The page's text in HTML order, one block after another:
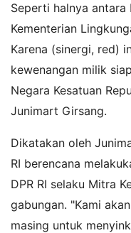
Seperti halnya antara
Kementerian
Karena (sinergi, red)
kewenangan milik
Negara Kesatuan
Junimart Girsang.
Dikatakan oleh
RI berencana
DPR RI selaku Mitra
gabungan. "Kami
masing untuk